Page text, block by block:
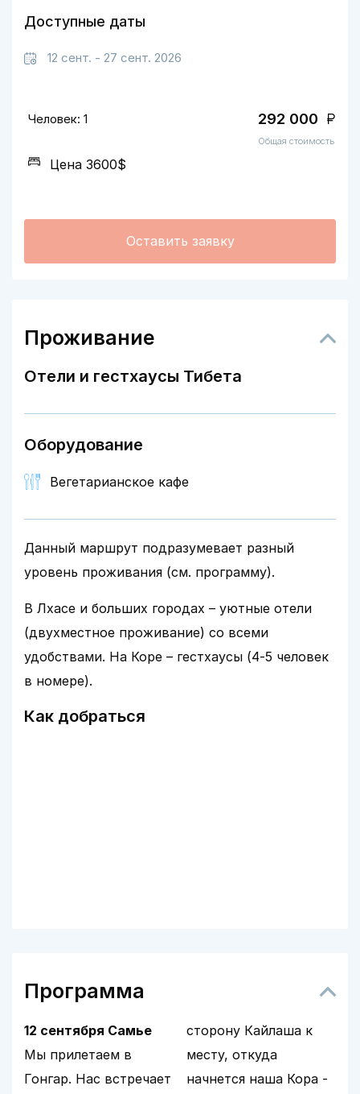
Доступные даты
12 сент. - 27 сент. 2026
292 000
Общая стоимость
Человек: 1
Цена 3600$
Оставить заявку
Проживание
Отели и гестхаусы Тибета
Оборудование
Вегетарианское кафе
Данный маршрут подразумевает разный
уровень проживания (см. программу).
В Лхасе и больших городах – уютные отели
(двухместное проживание) со всеми
удобствами. На Коре – гестхаусы (4-5 человек
в номере).
Как добраться
Программа
12 сентября Самье
Мы прилетаем в
Гонгар. Нас встречает
сторону Кайлаша к
месту, откуда
начнется наша Кора -